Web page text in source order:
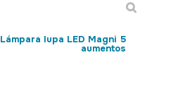
Lámpara lupa LED Magni 5
aumentos